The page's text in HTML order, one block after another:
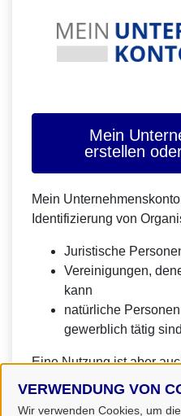
VERWENDUNG VON
Wir verwenden Cookies, um
Mein
erstellen
Mein
Identifizierung von
Juristische
Vereinigungen,
kann
natürliche
gewerblich tätig
Eine Nutzung ist aber
Sinne von § 1 Abs. 4